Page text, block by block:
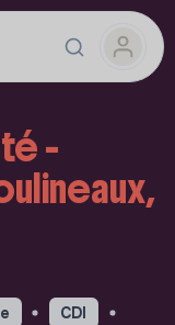
-
CDI